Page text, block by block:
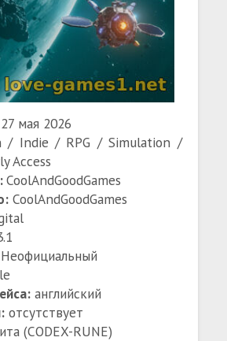
мая 2026
/ Indie / RPG / Simulation /
Access
CoolAndGoodGames
CoolAndGoodGames
Неофициальный
английский
отсутствует
(CODEX-RUNE)